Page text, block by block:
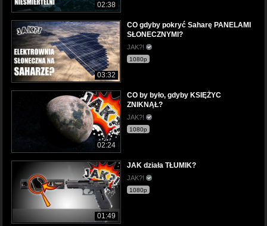
02:38
03:32
CO gdyby pokryć Saharę PANELAMI
SŁONECZNYMI?
JAK?!
1080p
02:24
CO by było, gdyby KSIĘŻYC
ZNIKNĄŁ?
JAK?!
1080p
01:49
JAK działa TŁUMIK?
JAK?!
1080p